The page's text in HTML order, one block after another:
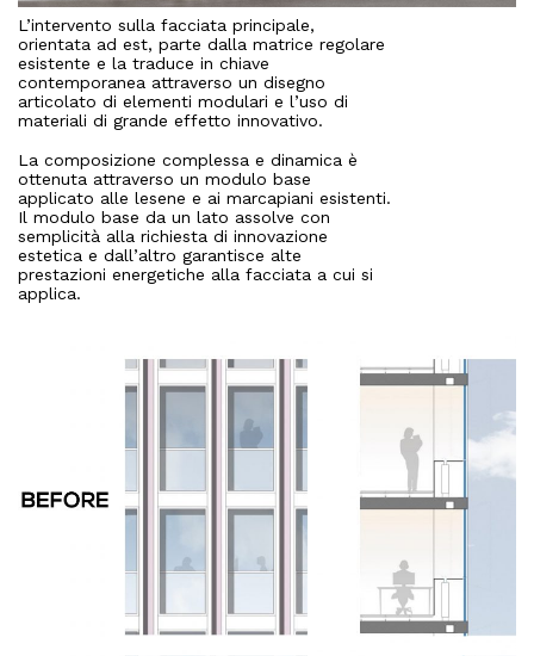
Mixed use
Retail
Hotel
Clients
Press
People
Contacts
L’intervento sulla facciata principale,
orientata ad est, parte dalla matrice regolare
esistente e la traduce in chiave
contemporanea attraverso un disegno
articolato di elementi modulari e l’uso di
materiali di grande effetto innovativo.
La composizione complessa e dinamica è
ottenuta attraverso un modulo base
applicato alle lesene e ai marcapiani esistenti.
Il modulo base da un lato assolve con
semplicità alla richiesta di innovazione
estetica e dall’altro garantisce alte
prestazioni energetiche alla facciata a cui si
applica.